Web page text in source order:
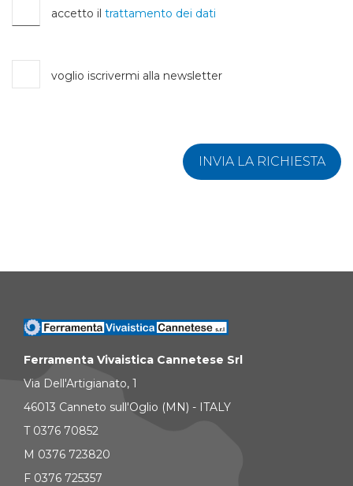
accetto il trattamento dei dati
voglio iscrivermi alla newsletter
INVIA LA RICHIESTA
Ferramenta Vivaistica Cannetese Srl
Via Dell'Artigianato, 1
46013 Canneto sull'Oglio (MN) - ITALY
T 0376 70852
M 0376 723820
F 0376 725357